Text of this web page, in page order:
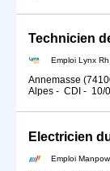
Technicien
Emploi Lynx Rh
Annemasse
Alpes - CDI - 10/
Electricien
Emploi